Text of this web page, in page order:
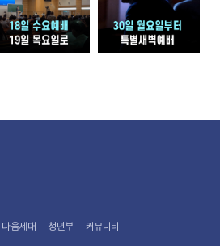
다음세대 청년부 커뮤니티